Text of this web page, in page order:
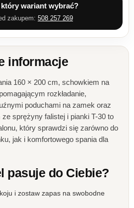
wariant wybrać?
zakupem: 508 257 269
informacje
160 × 200 cm, schowkiem na
rozkładanie,
poduchami na zamek oraz
sprężyny falistej i pianki T-30 to
który sprawdzi się zarówno do
jak i komfortowego spania dla
pasuje do Ciebie?
i zostaw zapas na swobodne